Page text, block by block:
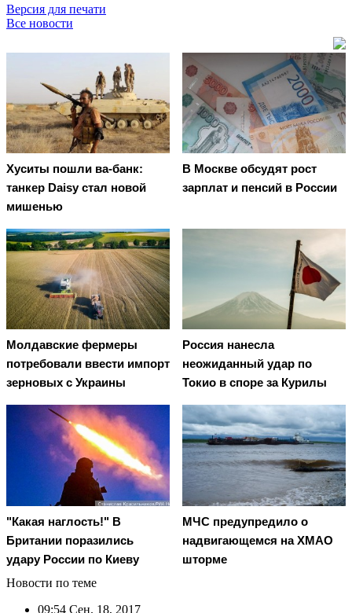
Версия для печати
Все новости
Хуситы пошли ва-банк:
танкер Daisy стал новой
мишенью
В Москве обсудят рост
зарплат и пенсий в России
Молдавские фермеры
потребовали ввести импорт
зерновых с Украины
Россия нанесла
неожиданный удар по
Токио в споре за Курилы
"Какая наглость!" В
Британии поразились
удару России по Киеву
МЧС предупредило о
надвигающемся на ХМАО
шторме
Новости по теме
09:54 Сен. 18, 2017